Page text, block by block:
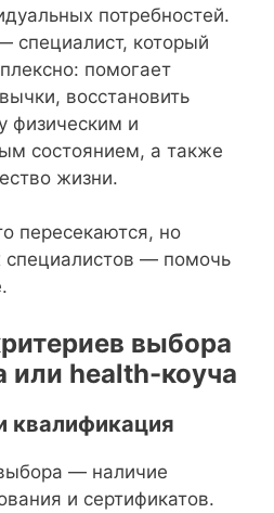
потребностей.
специалист, который
помогает
восстановить
физическим и
состоянием, а также
жизни.
пересекаются, но
специалистов — помочь
выбора
или health-коуча
квалификация
— наличие
и сертификатов.